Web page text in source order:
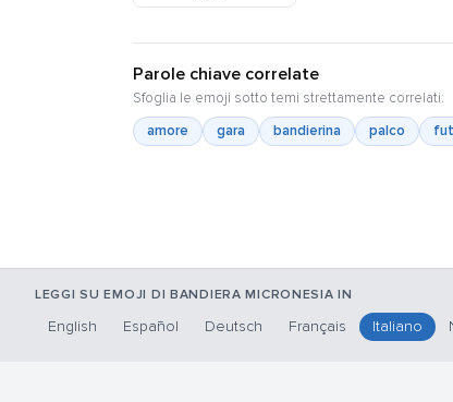
Parole chiave correlate
Sfoglia le emoji sotto temi strettamente correlati:
amore
gara bandierina palco
LEGGI SU EMOJI DI BANDIERA MICRONESIA IN
English Español Deutsch Français Italiano